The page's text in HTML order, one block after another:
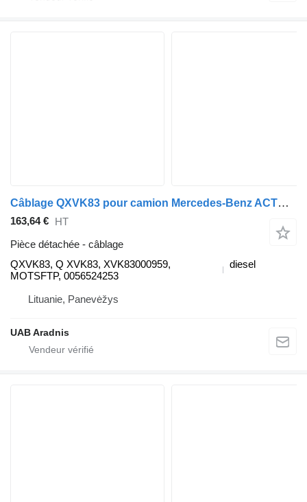
Câblage QXVK83 pour camion Mercedes-Benz ACTROS MP4 1845 L
163,64 € HT
Pièce détachée - câblage
QXVK83, Q XVK83, XVK83000959,
MOTSFTP, 0056524253
diesel
Lituanie, Panevėžys
UAB Aradnis